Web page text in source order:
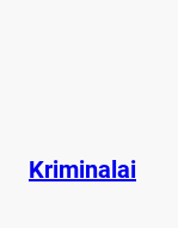
Kriminalai